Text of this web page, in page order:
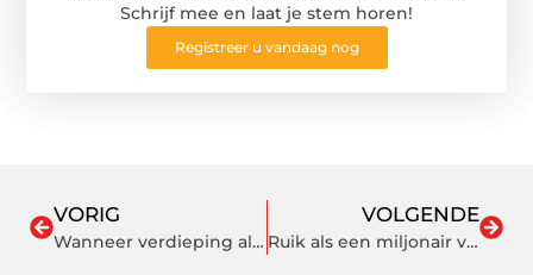
Schrijf mee en laat je stem horen!
Registreer u vandaag nog
VORIG
Wanneer verdieping als mediator echt loont
VOLGENDE
Ruik als een miljonair voor een prikkie: de kunst van betaalbare klasse